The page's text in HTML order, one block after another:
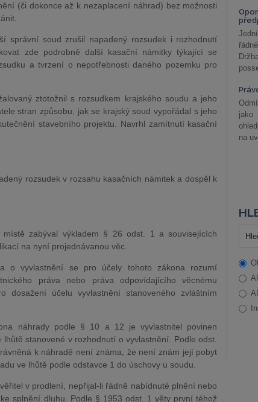
(či dokonce až k nezaplacení náhrad) bez možnosti
správní soud zrušil napadený rozsudek i rozhodnutí
zde podrobně další kasační námitky týkající se
a tvrzení o nepotřebnosti daného pozemku pro
ztotožnil s rozsudkem krajského soudu a jeho
stran způsobu, jak se krajský soud vypořádal s jeho
stavebního projektu. Navrhl zamítnutí kasační
rozsudek v rozsahu kasačních námitek a dospěl k
zabýval výkladem § 26 odst. 1 a souvisejících
na nyní projednávanou věc.
vyvlastnění se pro účely tohoto zákona rozumí
práva nebo práva odpovídajícího věcnému
účelu vyvlastnění stanoveného zvláštním
náhrady podle § 10 a 12 je vyvlastnitel povinen
stanovené v rozhodnutí o vyvlastnění. Podle odst.
k náhradě není známa, že není znám její pobyt
ve lhůtě podle odstavce 1 do úschovy u soudu.
v prodlení, nepřijal-li řádně nabídnuté plnění nebo
splnění dluhu. Podle § 1953 odst. 1 věty první téhož
na